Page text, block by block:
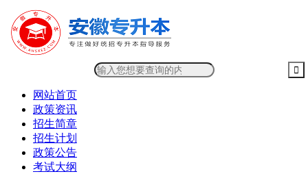
网站首页
政策资讯
招生简章
招生计划
政策公告
考试大纲